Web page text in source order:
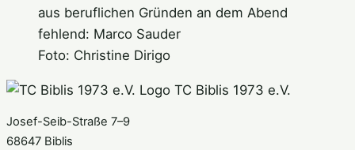
aus beruflichen Gründen an dem Abend
fehlend: Marco Sauder
Foto: Christine Dirigo
TC Biblis 1973 e.V.
Josef-Seib-Straße 7–9
68647 Biblis